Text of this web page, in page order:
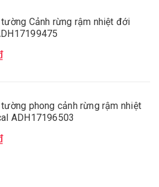
tường Cảnh rừng rậm nhiệt đới
tường phong cảnh rừng rậm nhiệt
ADH17196503